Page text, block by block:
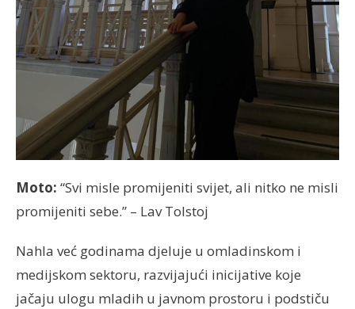
Moto: “Svi misle promijeniti svijet, ali nitko ne misli
promijeniti sebe.” – Lav Tolstoj
Nahla već godinama djeluje u omladinskom i
medijskom sektoru, razvijajući inicijative koje
jačaju ulogu mladih u javnom prostoru i podstiču